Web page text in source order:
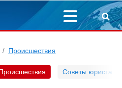
Происшествия
Советы юриста